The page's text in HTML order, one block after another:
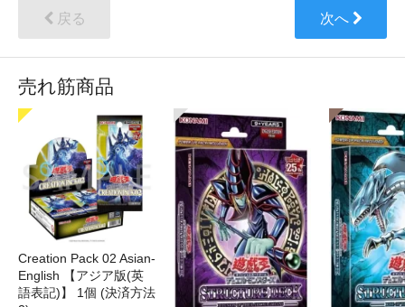
戻る 次へ
売れ筋商品
Creation Pack 02 Asian-
English 【アジア版(英
語表記)】 1個 (決済方法